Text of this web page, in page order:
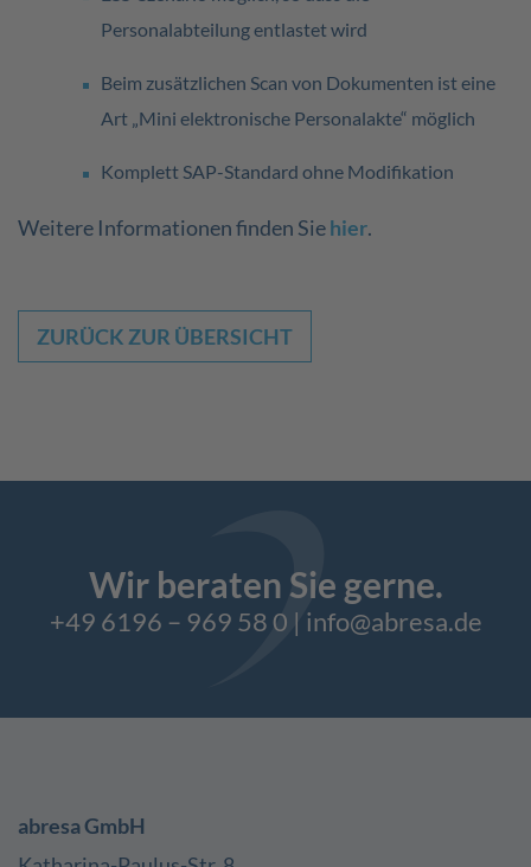
Personalabteilung entlastet wird
Beim zusätzlichen Scan von Dokumenten ist eine
Art „Mini elektronische Personalakte“ möglich
Komplett SAP-Standard ohne Modifikation
Weitere Informationen finden Siehier.
ZURÜCK ZUR ÜBERSICHT
Wir beraten Sie gerne.
+49 6196 – 969 58 0 | info@abresa.de
abresa GmbH